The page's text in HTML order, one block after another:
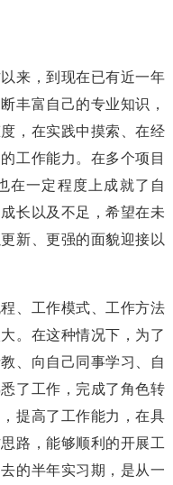
来，到现在已有近一年
丰富自己的专业知识，
，在实践中摸索、在经
工作能力。在多个项目
在一定程度上成就了自
长以及不足，希望在未
新、更强的面貌迎接以
、工作模式、工作方法
。在这种情况下，为了
、向自己同事学习、自
了工作，完成了角色转
提高了工作能力，在具
路，能够顺利的开展工
的半年实习期，是从一